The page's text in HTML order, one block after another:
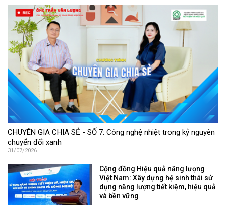
CHUYÊN GIA CHIA SẺ - SỐ 7: Công nghệ nhiệt trong kỷ nguyên
chuyển đổi xanh
31/07/2026
Cộng đồng Hiệu quả năng lượng
Việt Nam: Xây dựng hệ sinh thái sử
dụng năng lượng tiết kiệm, hiệu quả
và bền vững